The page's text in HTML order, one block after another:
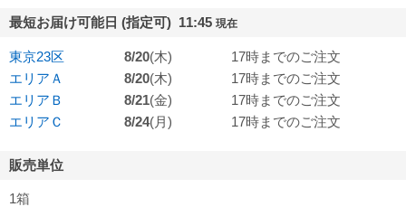
最短お届け可能日 (指定可) 11:45 現在
東京23区 8/20(木)
17時までのご注文
エリアＡ
8/20(木)
17時までのご注文
エリアＢ
8/21(金)
17時までのご注文
エリアＣ
8/24(月) 17時までのご注文
販売単位
1箱